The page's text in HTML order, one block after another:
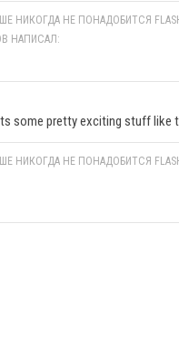
НИКОГДА НЕ ПОНАДОБИТСЯ
НАПИСАЛ:
some pretty exciting stuff like
НИКОГДА НЕ ПОНАДОБИТСЯ